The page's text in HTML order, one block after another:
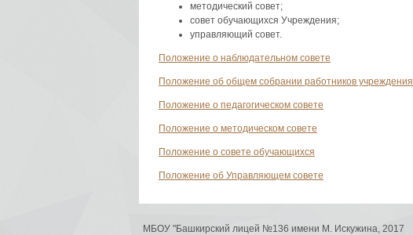
методический совет;
совет обучающихся Учреждения;
управляющий совет.
Положение о наблюдательном совете
Положение об общем собрании работников учреждения
Положение о педагогическом совете
Положение о методическом совете
Положение о совете обучающихся
Положение об Управляющем совете
МБОУ "Башкирский лицей №136 имени М. Искужина, 2017